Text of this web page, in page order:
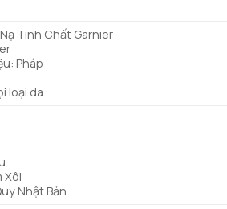
Tinh Chất Garnier
Pháp
loại da
Xôi
Nhật Bản